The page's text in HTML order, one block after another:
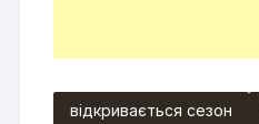
відкривається сезон